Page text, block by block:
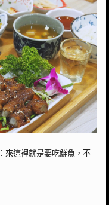
：來這裡就是要吃鮮魚，不